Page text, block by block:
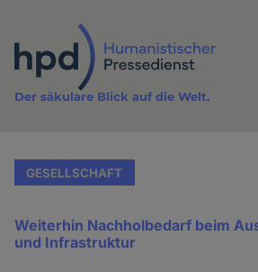
Inhalt
Der säkulare Blick auf die Welt.
GESELLSCHAFT
Weiterhin Nachholbedarf beim
und Infrastruktur